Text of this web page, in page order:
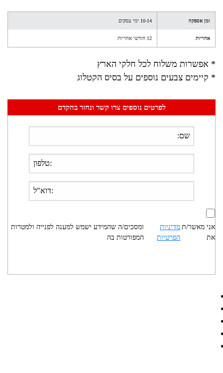
זמן אספקה 10-14 ימי עסקים
אחריות 12 חודשי אחריות
* אפשרות משלוח לכל חלקי הארץ
* קיימים צבעים נוספים על בסיס הקטלוג
לפרטים נוספים צרו קשר ונחזר בהקדם
אני מאשר/ת
את
מדיניות
הפרטיות
ומסכים/ה שהמידע ישמש למענה לפנייה ולמטרות
המפורטות בה